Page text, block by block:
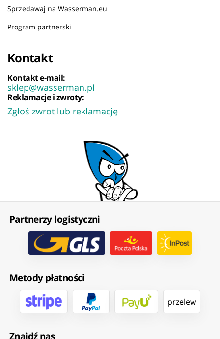
Sprzedawaj na Wasserman.eu
Program partnerski
Kontakt
Kontakt e-mail:
sklep@wasserman.pl
Reklamacje i zwroty:
Zgłoś zwrot lub reklamację
Partnerzy logistyczni
Metody płatności
przelew
Znajdź nas